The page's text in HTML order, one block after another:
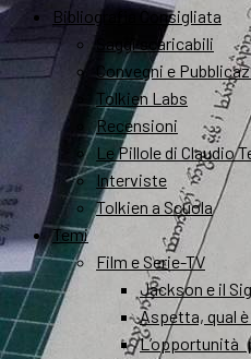
Bibliografia Consigliata
Saggi scaricabili
Convegni e
Tolkien Labs
Recensioni
Le Pillole di Claudio
Interviste
Tolkien a Scuola
Temi
Film e Serie-TV
Jackson e il
Aspetta, qual